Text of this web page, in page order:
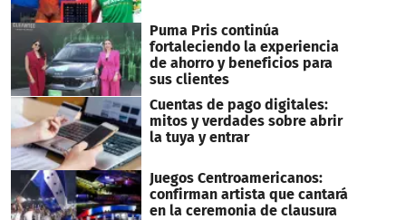
Puma Pris continúa
fortaleciendo la experiencia
de ahorro y beneficios para
sus clientes
Cuentas de pago digitales:
mitos y verdades sobre abrir
la tuya y entrar
Juegos Centroamericanos:
confirman artista que cantará
en la ceremonia de clausura